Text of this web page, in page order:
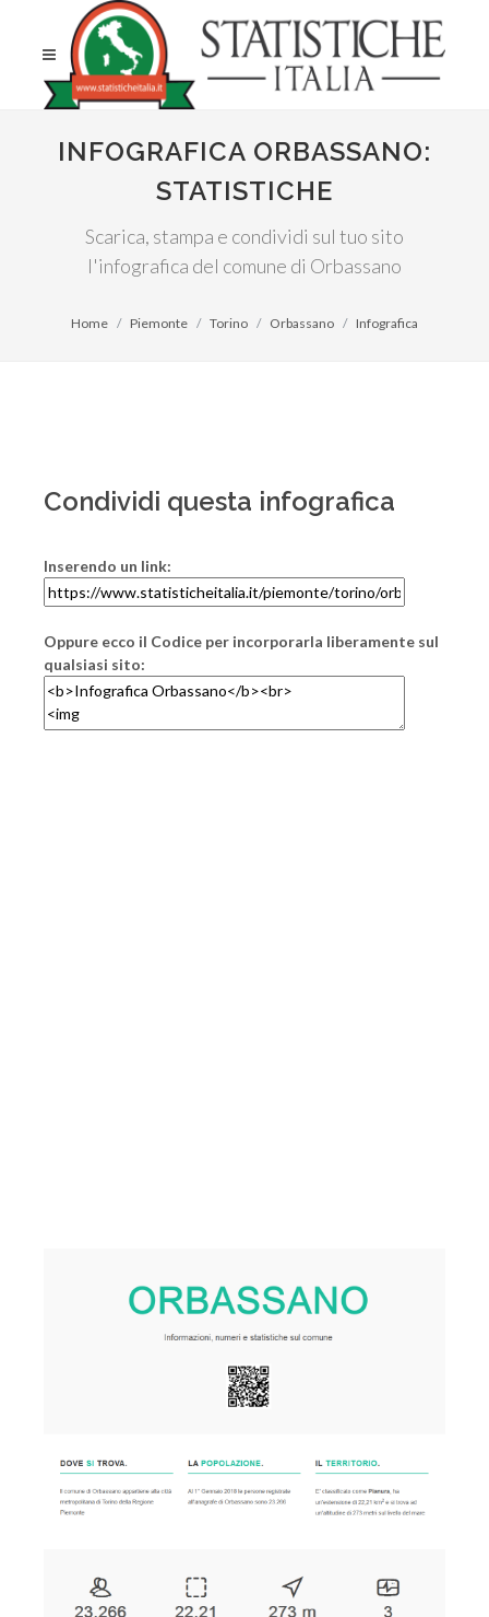
INFOGRAFICA ORBASSANO:
STATISTICHE
Scarica, stampa e condividi sul tuo sito
l'infografica del comune di Orbassano
Home Piemonte Torino Orbassano Infografica
Condividi questa infografica
Inserendo un link:
Oppure ecco il Codice per incorporarla liberamente sul
qualsiasi sito: